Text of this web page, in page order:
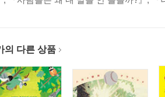
으로
리 좋은 친구!’
의 다른 상품